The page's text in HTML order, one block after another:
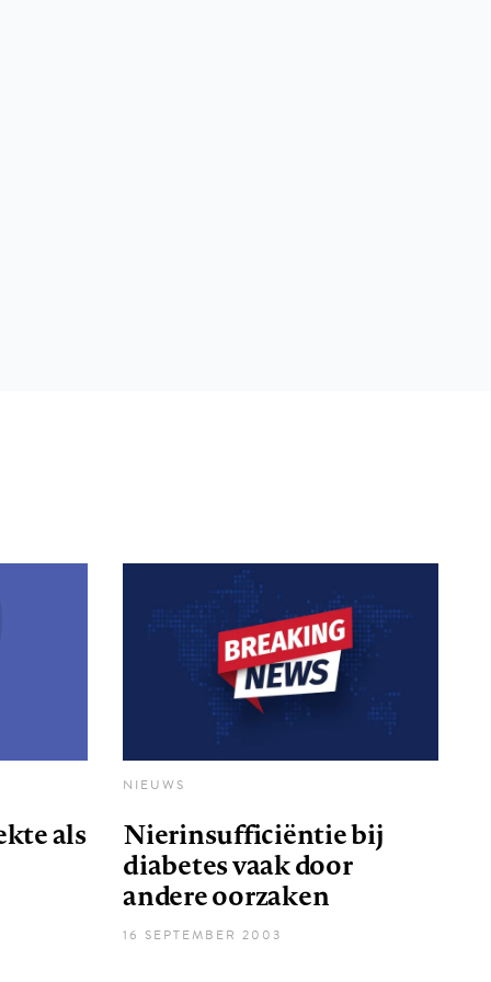
als
NIEUWS
Nierinsufficiëntie bij
diabetes vaak door
andere oorzaken
16 SEPTEMBER 2003